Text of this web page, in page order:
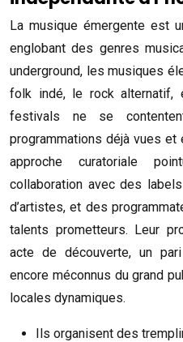
La musique émergente est
englobant des genres
underground, les musiques
folk indé, le rock alternatif,
festivals ne se
programmations déjà vues
approche curatoriale
collaboration avec des
d’artistes, et des
talents prometteurs. Leur
acte de découverte, un
encore méconnus du grand
locales dynamiques.
Ils organisent des